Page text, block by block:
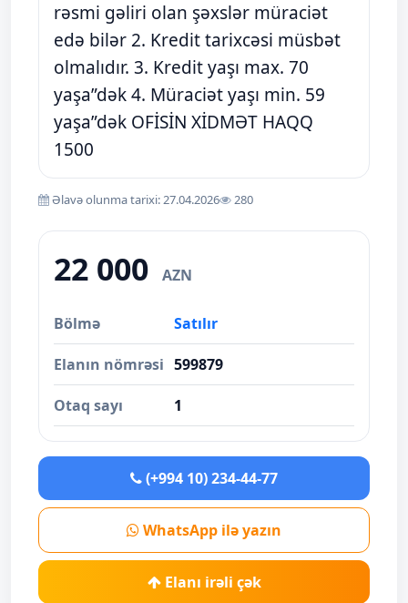
rəsmi gəliri olan şəxslər müraciət
edə bilər 2. Kredit tarixcəsi müsbət
olmalıdır. 3. Kredit yaşı max. 70
yaşa”dək 4. Müraciət yaşı min. 59
yaşa”dək OFİSİN XİDMƏT HAQQ
1500
Əlavə olunma tarixi: 27.04.2026 280
22 000 AZN
Bölmə Satılır
Elanın nömrəsi 599879
Otaq sayı 1
(+994 10) 234-44-77
WhatsApp ilə yazın
Elanı irəli çək